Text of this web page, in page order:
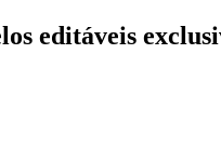
editáveis